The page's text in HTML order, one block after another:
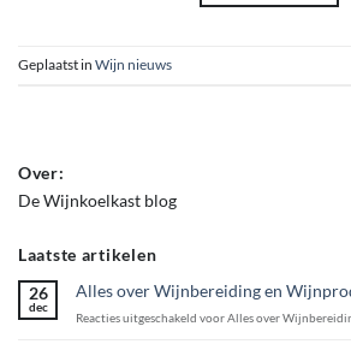
Geplaatst in Wijn nieuws
Over:
De Wijnkoelkast blog
Laatste artikelen
26
dec
Alles over Wijnbereiding en
Reacties uitgeschakeld voor Alles over